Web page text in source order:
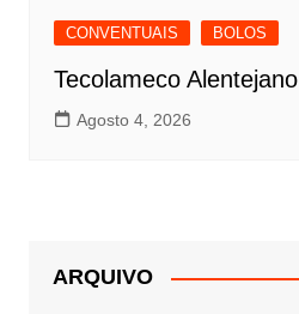
CONVENTUAIS BOLOS
Tecolameco Alentejano
Agosto 4, 2026
ARQUIVO